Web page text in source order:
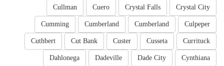
Crystal City
Crystal Falls
Cuero
Cullman
Culpeper
Cumberland
Cumberland
Cumming
Currituck
Cusseta
Custer
Cut Bank
Cuthbert
Cynthiana
Dade City
Dadeville
Dahlonega